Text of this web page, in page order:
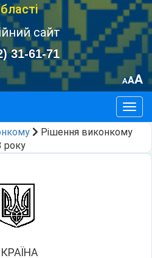
сайт
31-61-71
AAA
Рішення виконкому
року